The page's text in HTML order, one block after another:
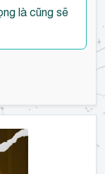
là cũng sẽ